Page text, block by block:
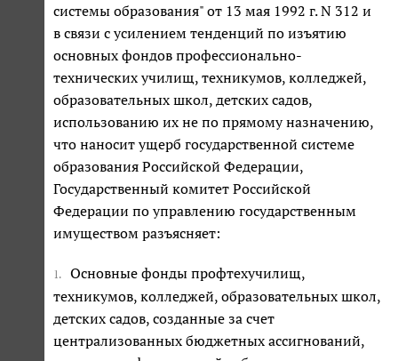
системы образования" от 13 мая 1992 г. N 312 и
в связи с усилением тенденций по изъятию
основных фондов профессионально-
технических училищ, техникумов, колледжей,
образовательных школ, детских садов,
использованию их не по прямому назначению,
что наносит ущерб государственной системе
образования Российской Федерации,
Государственный комитет Российской
Федерации по управлению государственным
имуществом разъясняет:
1.
Основные фонды профтехучилищ,
техникумов, колледжей, образовательных школ,
детских садов, созданные за счет
централизованных бюджетных ассигнований,